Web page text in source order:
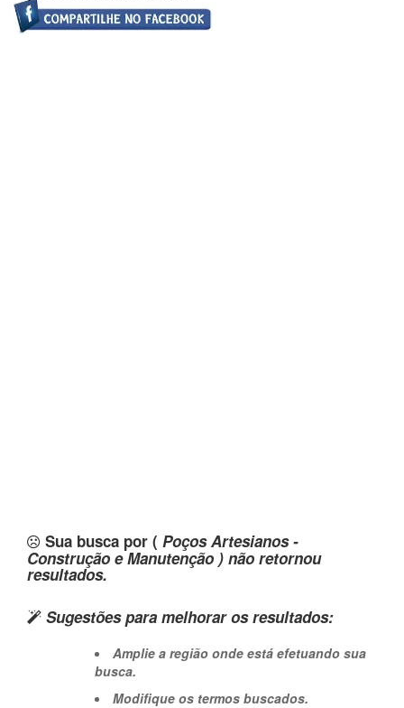
Sua busca por ( Poços Artesianos -
Construção e Manutenção ) não retornou
resultados.
Sugestões para melhorar os resultados:
Amplie a região onde está efetuando sua
busca.
Modifique os termos buscados.